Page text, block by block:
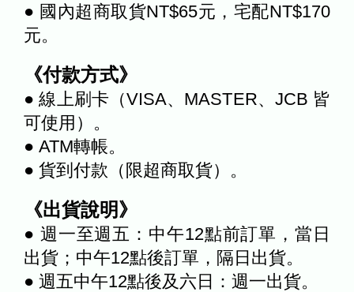
● 國內超商取貨NT$65元，宅配NT$170
元。
《付款方式》
● 線上刷卡（VISA、MASTER、JCB 皆
可使用）。
● ATM轉帳。
● 貨到付款（限超商取貨）。
《出貨說明》
● 週一至週五：中午12點前訂單，當日
出貨；中午12點後訂單，隔日出貨。
● 週五中午12點後及六日：週一出貨。